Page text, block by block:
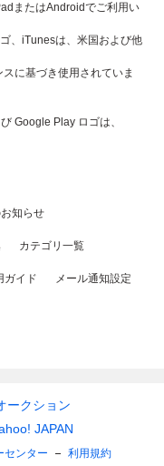
またはAndroidでご利用い
、iTunesは、米国および他
に基づき使用されていま
Google Play ロゴは、
知らせ
カテゴリ一覧
ガイド メール通知設定
ークション
JAPAN
センター 利用規約